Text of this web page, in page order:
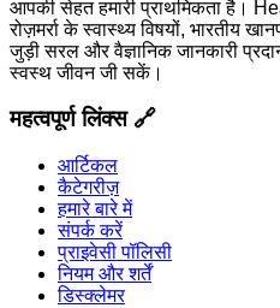
आपकी सेहत हमारी प्राथमिकता है।
रोज़मर्रा के स्वास्थ्य विषयों, भारतीय
जुड़ी सरल और वैज्ञानिक जानकारी
स्वस्थ जीवन जी सकें।
महत्वपूर्ण लिंक्स 🔗
आर्टिकल
कैटेगरीज़
हमारे बारे में
संपर्क करें
प्राइवेसी पॉलिसी
नियम और शर्तें
डिस्क्लेमर